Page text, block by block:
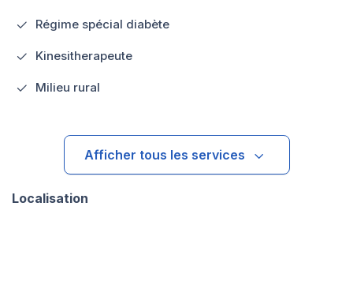
Régime spécial diabète
Kinesitherapeute
Milieu rural
Afficher tous les services
Localisation